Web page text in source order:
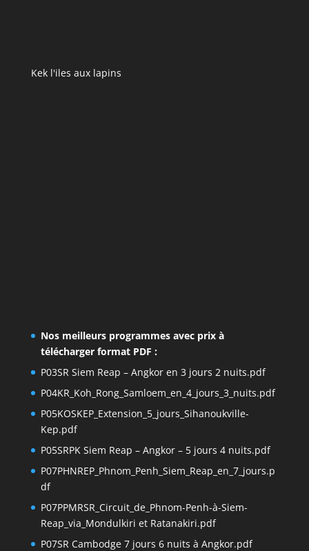
Kek l'iles aux lapins
Nos meilleurs programmes avec prix à
télécharger format PDF :
P03SR Siem Reap – Angkor en 3 jours 2 nuits.pdf
P04KR_Koh_Rong_Samloem_en_4_jours_3_nuits.pdf
P05KOSKEP_Extension_5_jours_Sihanoukville-
Kep.pdf
P05SRPK Siem Reap – Angkor – 5 jours 4 nuits.pdf
P07PHNREP_Phnom_Penh_Siem_Reap_en_7_jours.p
df
P07PPMRSR_Circuit_de_Phnom-Penh-à-Siem-
Reap_via_Mondulkiri et Ratanakiri.pdf
P07SR Cambodge 7 jours 6 nuits à Angkor.pdf